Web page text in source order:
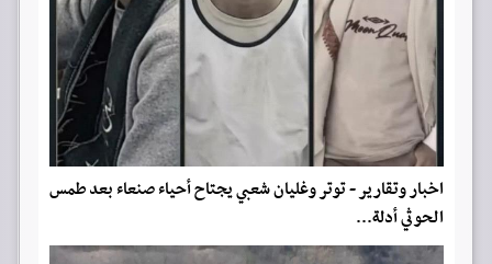
اخبار وتقارير - توتر وغليان شعبي يجتاح أحياء صنعاء بعد طمس
الحوثي أدلة...